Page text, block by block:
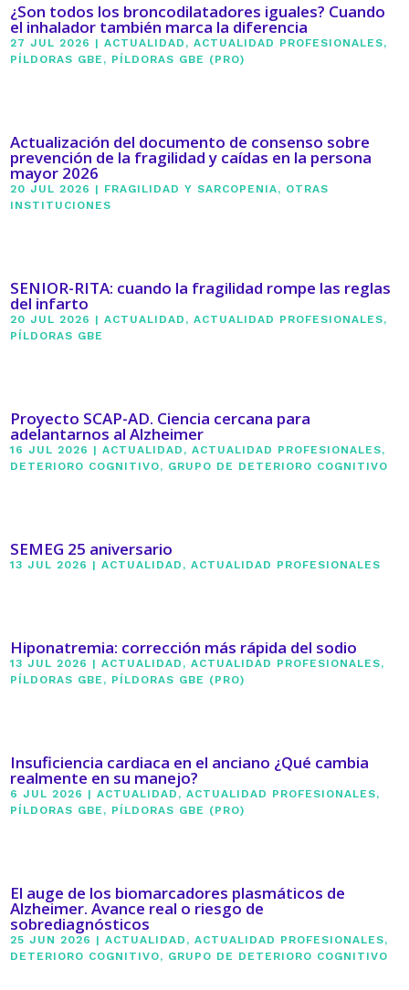
¿Son todos los broncodilatadores iguales? Cuando
el inhalador también marca la diferencia
27 JUL 2026 |ACTUALIDAD ,ACTUALIDAD PROFESIONALES,
PÍLDORAS GBE , PÍLDORAS GBE (PRO)
Actualización del documento de consenso sobre
prevención de la fragilidad y caídas en la persona
mayor 2026
20 JUL 2026 | FRAGILIDAD Y SARCOPENIA, OTRAS
INSTITUCIONES
SENIOR-RITA: cuando la fragilidad rompe las reglas
del infarto
20 JUL 2026 |ACTUALIDAD ,ACTUALIDAD PROFESIONALES,
PÍLDORAS GBE
Proyecto SCAP-AD. Ciencia cercana para
adelantarnos al Alzheimer
16 JUL 2026 |ACTUALIDAD ,ACTUALIDAD PROFESIONALES,
DETERIORO COGNITIVO, GRUPO DE DETERIORO COGNITIVO
SEMEG 25 aniversario
13 JUL 2026 |ACTUALIDAD ,ACTUALIDAD PROFESIONALES
Hiponatremia: corrección más rápida del sodio
13 JUL 2026 |ACTUALIDAD ,ACTUALIDAD PROFESIONALES,
PÍLDORAS GBE , PÍLDORAS GBE (PRO)
Insuficiencia cardiaca en el anciano ¿Qué cambia
realmente en su manejo?
6 JUL 2026 |ACTUALIDAD ,ACTUALIDAD PROFESIONALES,
PÍLDORAS GBE , PÍLDORAS GBE (PRO)
El auge de los biomarcadores plasmáticos de
Alzheimer. Avance real o riesgo de
sobrediagnósticos
25 JUN 2026 |ACTUALIDAD ,ACTUALIDAD PROFESIONALES,
DETERIORO COGNITIVO, GRUPO DE DETERIORO COGNITIVO